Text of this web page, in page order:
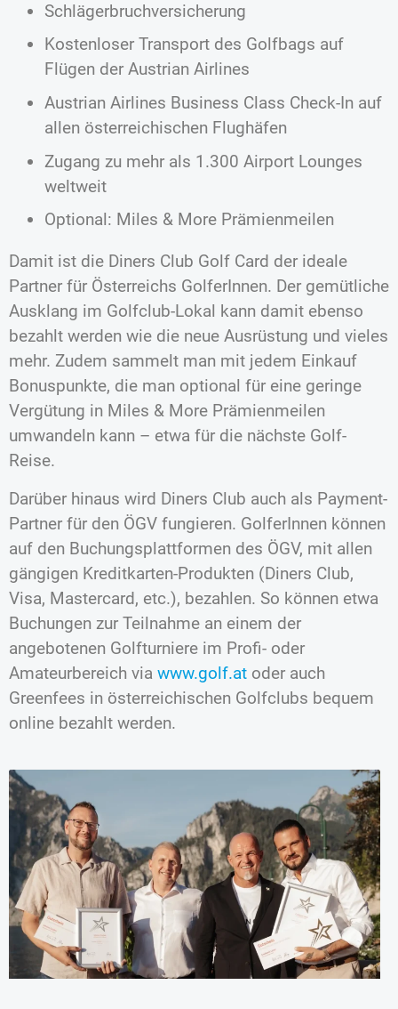
Schlägerbruchversicherung
Kostenloser Transport des Golfbags auf
Flügen der Austrian Airlines
Austrian Airlines Business Class Check-In auf
allen österreichischen Flughäfen
Zugang zu mehr als 1.300 Airport Lounges
weltweit
Optional: Miles & More Prämienmeilen
Damit ist die Diners Club Golf Card der ideale
Partner für Österreichs GolferInnen. Der gemütliche
Ausklang im Golfclub-Lokal kann damit ebenso
bezahlt werden wie die neue Ausrüstung und vieles
mehr. Zudem sammelt man mit jedem Einkauf
Bonuspunkte, die man optional für eine geringe
Vergütung in Miles & More Prämienmeilen
umwandeln kann – etwa für die nächste Golf-
Reise.
Darüber hinaus wird Diners Club auch als Payment-
Partner für den ÖGV fungieren. GolferInnen können
auf den Buchungsplattformen des ÖGV, mit allen
gängigen Kreditkarten-Produkten (Diners Club,
Visa, Mastercard, etc.), bezahlen. So können etwa
Buchungen zur Teilnahme an einem der
angebotenen Golfturniere im Profi- oder
Amateurbereich via www.golf.at oder auch
Greenfees in österreichischen Golfclubs bequem
online bezahlt werden.